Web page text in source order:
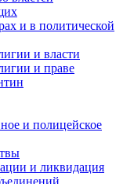
и в политической
и власти
и праве
и полицейское
и ликвидация